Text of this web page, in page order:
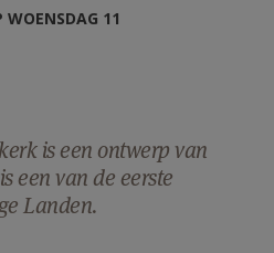
11
is een ontwerp van
een van de eerste
Landen.